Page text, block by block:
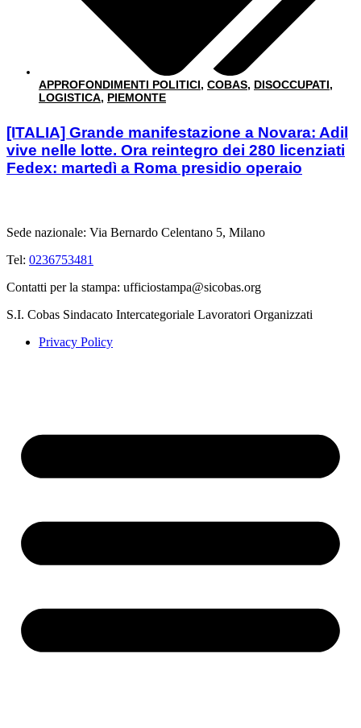
APPROFONDIMENTI POLITICI, COBAS, DISOCCUPATI,
LOGISTICA, PIEMONTE
[ITALIA] Grande manifestazione a Novara: Adil
vive nelle lotte. Ora reintegro dei 280 licenziati
Fedex: martedì a Roma presidio operaio
Sede nazionale: Via Bernardo Celentano 5, Milano
Tel: 0236753481
Contatti per la stampa: ufficiostampa@sicobas.org
S.I. Cobas Sindacato Intercategoriale Lavoratori Organizzati
Privacy Policy